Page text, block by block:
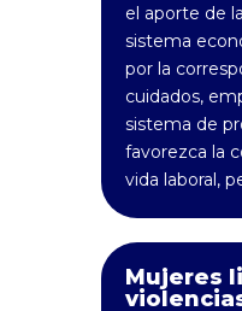
el aporte de
sistema
por la
cuidados,
sistema de
favorezca la
vida laboral,
Mujeres